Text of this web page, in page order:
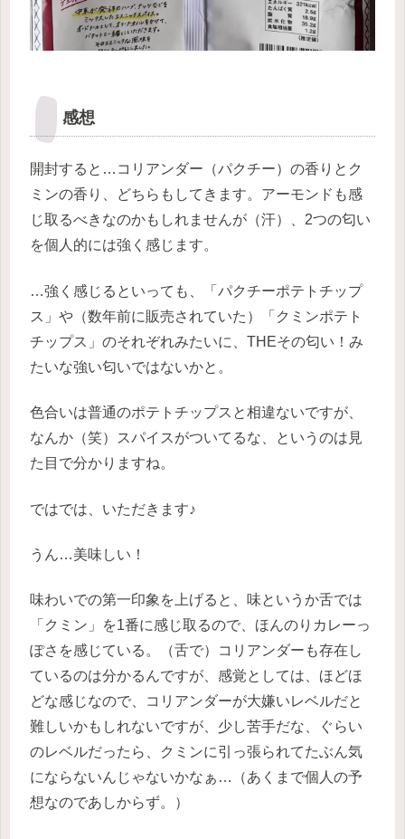
感想
開封すると…コリアンダー（パクチー）の香りとク
ミンの香り、どちらもしてきます。アーモンドも感
じ取るべきなのかもしれませんが（汗）、2つの匂い
を個人的には強く感じます。
…強く感じるといっても、「パクチーポテトチップ
ス」や（数年前に販売されていた）「クミンポテト
チップス」のそれぞれみたいに、THEその匂い！み
たいな強い匂いではないかと。
色合いは普通のポテトチップスと相違ないですが、
なんか（笑）スパイスがついてるな、というのは見
た目で分かりますね。
ではでは、いただきます♪
うん…美味しい！
味わいでの第一印象を上げると、味というか舌では
「クミン」を1番に感じ取るので、ほんのりカレーっ
ぽさを感じている。（舌で）コリアンダーも存在し
ているのは分かるんですが、感覚としては、ほどほ
どな感じなので、コリアンダーが大嫌いレベルだと
難しいかもしれないですが、少し苦手だな、ぐらい
のレベルだったら、クミンに引っ張られてたぶん気
にならないんじゃないかなぁ…（あくまで個人の予
想なのであしからず。）